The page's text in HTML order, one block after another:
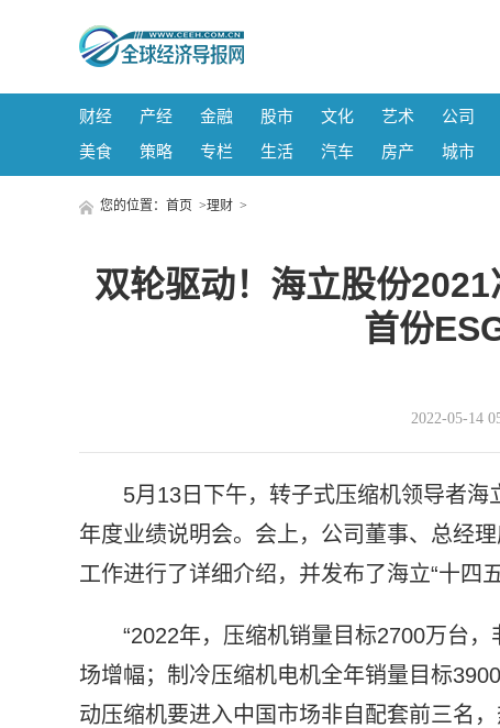
财经 产经 金融 股市 文化 艺术 公司
美食
策略 专栏 生活 汽车 房产 城市
您的位置： 首页 >理财 >
双轮驱动！海立股份
首份
2022-05-14
5月13日下午，转子式压缩机领导者
年度业绩说明会。会上，公司董事、总经
工作进行了详细介绍，并发布了海立“十四
“2022年，压缩机销量目标2700万台
场增幅；制冷压缩机电机全年销量目标
动压缩机要进入中国市场非自配套前三名